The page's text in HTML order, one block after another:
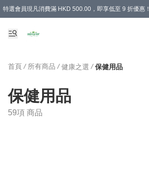
特選會員現凡消費滿 HKD 500.00，即享低至 9 折優惠！
首頁 / 所有商品 / 健康之選 / 保健用品
保健用品
59項 商品